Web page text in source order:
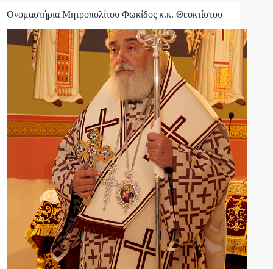
Ονομαστήρια Μητροπολίτου Φωκίδος κ.κ. Θεοκτίστου